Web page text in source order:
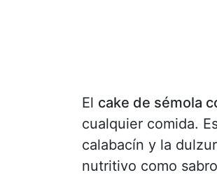
El cake de sémola
cualquier comida.
calabacín y la
nutritivo como